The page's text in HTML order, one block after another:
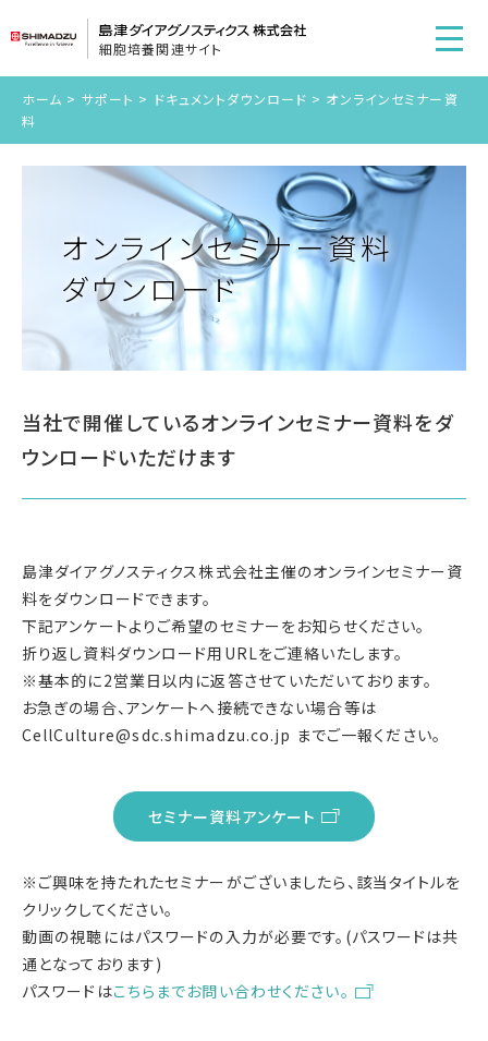
細胞培養関連サイト
ホーム > サポート > ドキュメントダウンロード > オンラインセミナー資
料
オンラインセミナー資料
ダウンロード
当社で開催しているオンラインセミナー資料をダ
ウンロードいただけます
島津ダイアグノスティクス株式会社主催のオンラインセミナー資
料をダウンロードできます。
下記アンケートよりご希望のセミナーをお知らせください。
折り返し資料ダウンロード用URLをご連絡いたします。
※基本的に2営業日以内に返答させていただいております。
お急ぎの場合、アンケートへ接続できない場合等は
CellCulture@sdc.shimadzu.co.jp までご一報ください。
セミナー資料アンケート
※ご興味を持たれたセミナーがございましたら、該当タイトルを
クリックしてください。
動画の視聴にはパスワードの入力が必要です。(パスワードは共
通となっております)
パスワードはこちらまでお問い合わせください。